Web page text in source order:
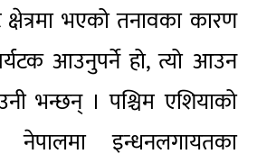
क्षेत्रमा भएको तनावका कारण
आउनुपर्ने हो, त्यो आउन
भन्छन् । पश्चिम एशियाको
नेपालमा इन्धनलगायतका